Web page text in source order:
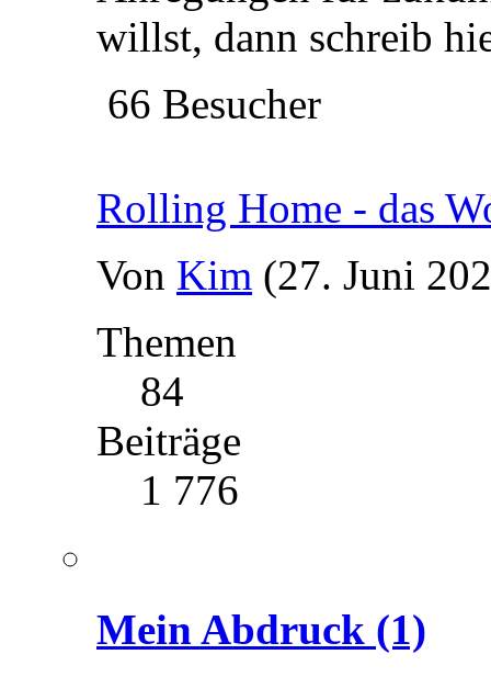
willst, dann schreib
66 Besucher
Rolling Home - das
Von Kim (27. Juni
Themen
84
Beiträge
1 776
Mein Abdruck (1)